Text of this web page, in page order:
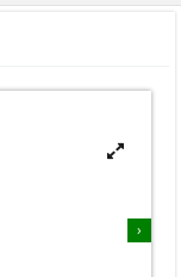
›

